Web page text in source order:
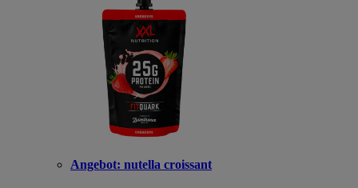
Angebot: nutella croissant